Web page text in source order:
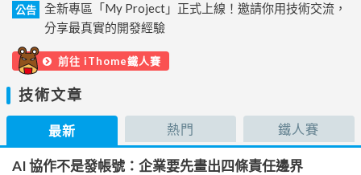
公告
全新專區「My Project」正式上線！邀請你用技術交流，
分享最真實的開發經驗
前往 iThome鐵人賽
技術文章
最新 熱門 鐵人賽
AI 協作不是發帳號：企業要先畫出四條責任邊界